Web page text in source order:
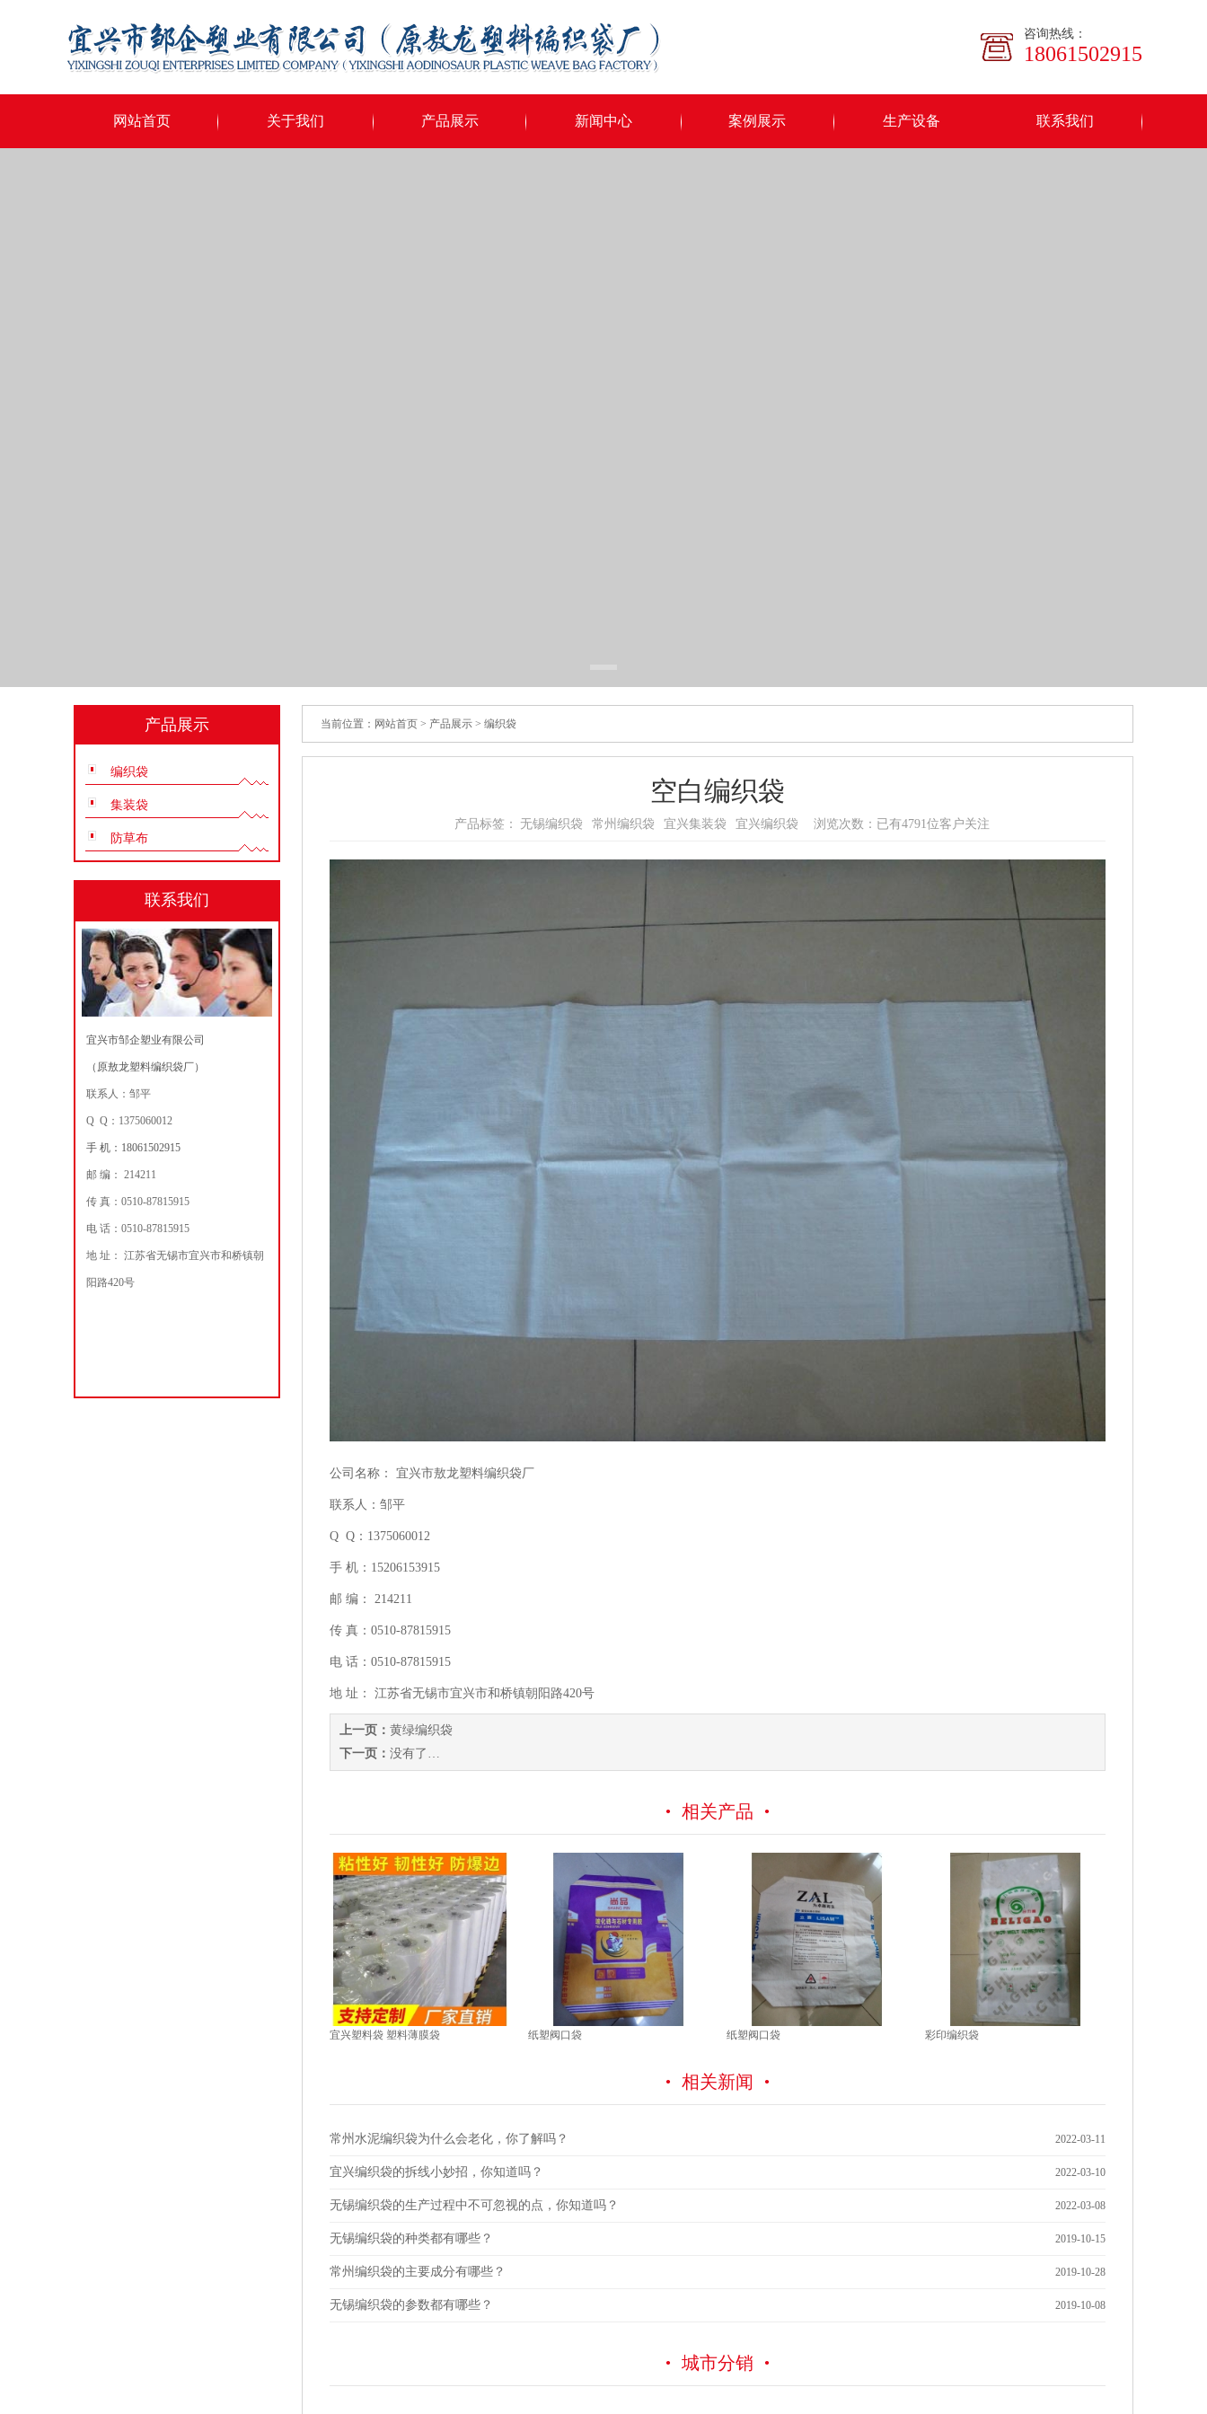
咨询热线：
18061502915
网站首页 关于我们 产品展示 新闻中心 案例展示 生产设备 联系我们
产品展示
编织袋
集装袋
防草布
联系我们
宜兴市邹企塑业有限公司
（原敖龙塑料编织袋厂）
联系人：邹平
Q Q：1375060012
手 机：18061502915
邮 编： 214211
传 真：0510-87815915
电 话：0510-87815915
地 址： 江苏省无锡市宜兴市和桥镇朝
阳路420号
当前位置： 网站首页 > 产品展示 > 编织袋
空白编织袋
产品标签： 无锡编织袋 常州编织袋 宜兴集装袋 宜兴编织袋 浏览次数： 已有4791位客户关注
公司名称： 宜兴市敖龙塑料编织袋厂
联系人：邹平
Q Q：1375060012
手 机：15206153915
邮 编： 214211
传 真：0510-87815915
电 话：0510-87815915
地 址： 江苏省无锡市宜兴市和桥镇朝阳路420号
上一页： 黄绿编织袋
下一页： 没有了…
相关产品
宜兴塑料袋 塑料薄膜袋 纸塑阀口袋 纸塑阀口袋 彩印编织袋
相关新闻
常州水泥编织袋为什么会老化，你了解吗？ 2022-03-11
宜兴编织袋的拆线小妙招，你知道吗？ 2022-03-10
无锡编织袋的生产过程中不可忽视的点，你知道吗？ 2022-03-08
无锡编织袋的种类都有哪些？ 2019-10-15
常州编织袋的主要成分有哪些？ 2019-10-28
无锡编织袋的参数都有哪些？ 2019-10-08
城市分销